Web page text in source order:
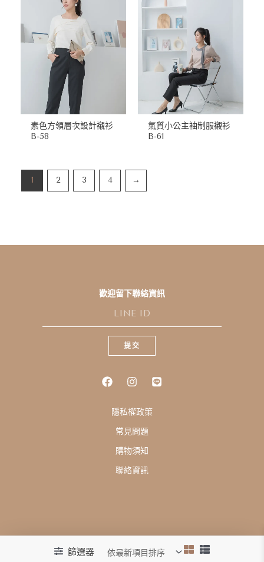
篩選器
素色方領層次設計襯衫
B-58
氣質小公主袖制服襯衫
B-61
1 2 3 4 →
歡迎留下聯絡資訊
N
提交
隱私權政策
常見問題
購物須知
聯絡資訊